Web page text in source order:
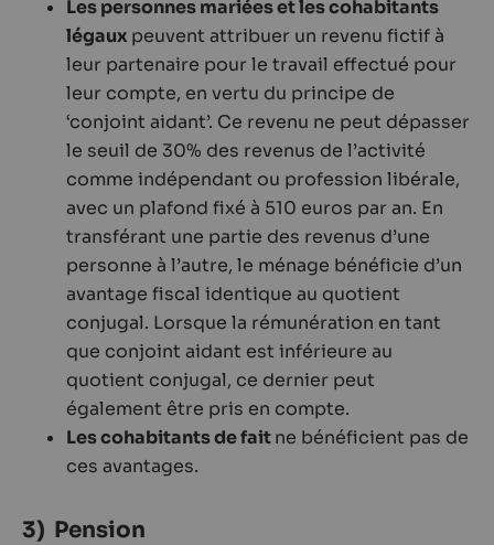
Les personnes mariées et les cohabitants
légaux peuvent attribuer un revenu fictif à
leur partenaire pour le travail effectué pour
leur compte, en vertu du principe de
‘conjoint aidant’. Ce revenu ne peut dépasser
le seuil de 30% des revenus de l’activité
comme indépendant ou profession libérale,
avec un plafond fixé à 510 euros par an. En
transférant une partie des revenus d’une
personne à l’autre, le ménage bénéficie d’un
avantage fiscal identique au quotient
conjugal. Lorsque la rémunération en tant
que conjoint aidant est inférieure au
quotient conjugal, ce dernier peut
également être pris en compte.
Les cohabitants de faitne bénéficient pas de
ces avantages.
3) Pension